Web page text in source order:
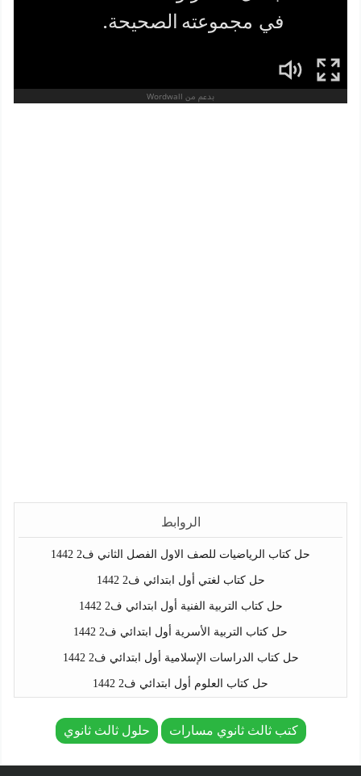
الروابط
حل كتاب الرياضيات للصف الاول الفصل الثاني ف2 1442
حل كتاب لغتي أول ابتدائي ف2 1442
حل كتاب التربية الفنية أول ابتدائي ف2 1442
حل كتاب التربية الأسرية أول ابتدائي ف2 1442
حل كتاب الدراسات الإسلامية أول ابتدائي ف2 1442
حل كتاب العلوم أول ابتدائي ف2 1442
كتب ثالث ثانوي مسارات حلول ثالث ثانوي